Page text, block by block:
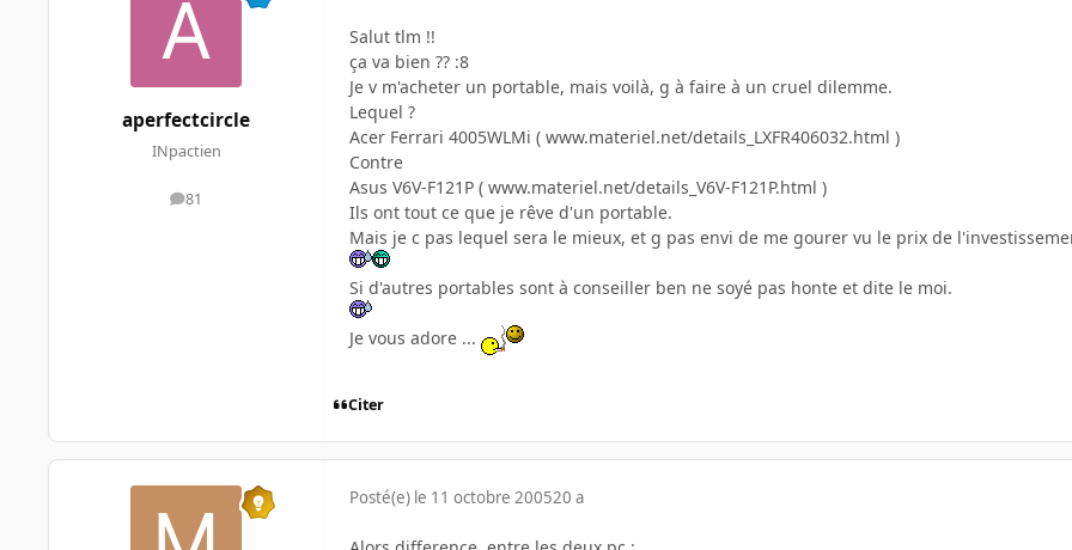
aperfectcircle
INpactien
81
messages
Salut tlm !!
ça va bien ?? :8
Je v m'acheter un portable, mais voilà, g à faire à un cruel dilemme.
Lequel ?
Acer Ferrari 4005WLMi ( www.materiel.net/details_LXFR406032.html )
Contre
Asus V6V-F121P ( www.materiel.net/details_V6V-F121P.html )
Ils ont tout ce que je rêve d'un portable.
Mais je c pas lequel sera le mieux, et g pas envi de me gourer vu le prix de
Si d'autres portables sont à conseiller ben ne soyé pas honte et dite le moi.
Je vous adore ...
Citer
Posté(e) le 11 octobre 200520 a